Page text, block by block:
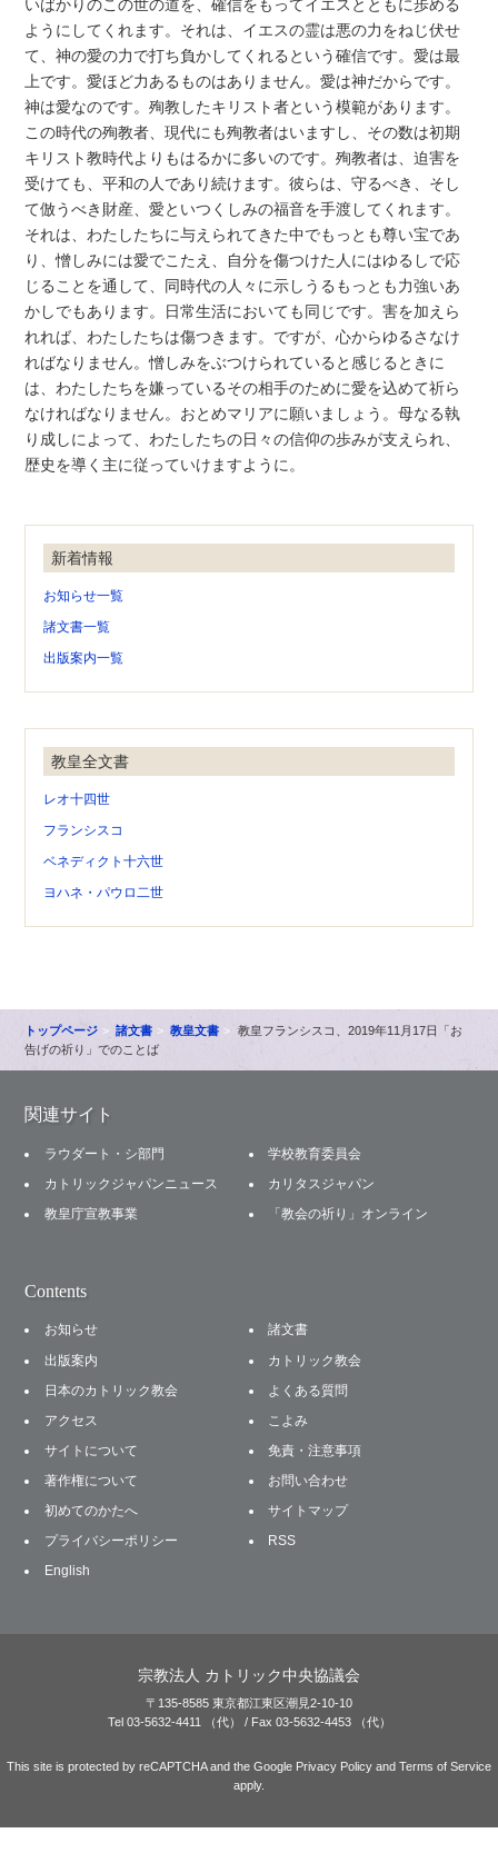
いばかりのこの世の道を、確信をもってイエスとともに歩める
ようにしてくれます。それは、イエスの霊は悪の力をねじ伏せ
て、神の愛の力で打ち負かしてくれるという確信です。愛は最
上です。愛ほど力あるものはありません。愛は神だからです。
神は愛なのです。殉教したキリスト者という模範があります。
この時代の殉教者、現代にも殉教者はいますし、その数は初期
キリスト教時代よりもはるかに多いのです。殉教者は、迫害を
受けても、平和の人であり続けます。彼らは、守るべき、そし
て倣うべき財産、愛といつくしみの福音を手渡してくれます。
それは、わたしたちに与えられてきた中でもっとも尊い宝であ
り、憎しみには愛でこたえ、自分を傷つけた人にはゆるしで応
じることを通して、同時代の人々に示しうるもっとも力強いあ
かしでもあります。日常生活においても同じです。害を加えら
れれば、わたしたちは傷つきます。ですが、心からゆるさなけ
ればなりません。憎しみをぶつけられていると感じるときに
は、わたしたちを嫌っているその相手のために愛を込めて祈ら
なければなりません。おとめマリアに願いましょう。母なる執
り成しによって、わたしたちの日々の信仰の歩みが支えられ、
歴史を導く主に従っていけますように。
新着情報
お知らせ一覧
諸文書一覧
出版案内一覧
教皇全文書
レオ十四世
フランシスコ
ベネディクト十六世
ヨハネ・パウロ二世
トップページ 諸文書 教皇文書
教皇フランシスコ、2019年11月17日「お
告げの祈り」でのことば
関連サイト
ラウダート・シ部門
学校教育委員会
カトリックジャパンニュース
カリタスジャパン
教皇庁宣教事業
「教会の祈り」オンライン
Contents
お知らせ
諸文書
出版案内
カトリック教会
日本のカトリック教会
よくある質問
アクセス
こよみ
サイトについて
免責・注意事項
著作権について
お問い合わせ
初めてのかたへ
サイトマップ
プライバシーポリシー
RSS
English
宗教法人 カトリック中央協議会
〒135-8585 東京都江東区潮見2-10-10
Tel 03-5632-4411 （代） / Fax 03-5632-4453 （代）
This site is protected by reCAPTCHA and the Google Privacy Policy and Terms of Service
apply.